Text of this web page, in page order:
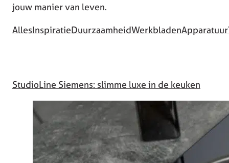
jouw manier van leven.
AllesInspiratieDuurzaamheidWerkbladenApparatuur
StudioLine Siemens: slimme luxe in de keuken